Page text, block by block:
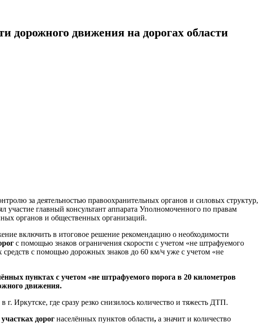
дорожного движения на дорогах области
за деятельностью правоохранительных органов и силовых структур,
участие главный консультант аппарата Уполномоченного по правам
органов и общественных организаций.
включить в итоговое решение рекомендацию о необходимости
с помощью знаков ограничения скорости с учетом «не штрафуемого
средств с помощью дорожных знаков до 60 км/ч уже с учетом «не
пунктах с учетом «не штрафуемого порога в 20 километров
движения.
Иркутске, где сразу резко снизилось количество и тяжесть ДТП.
дорог населённых пунктов области, а значит и количество